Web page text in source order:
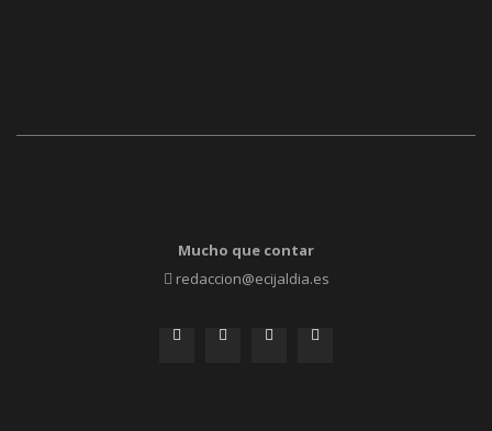
Mucho que contar
redaccion@ecijaldia.es